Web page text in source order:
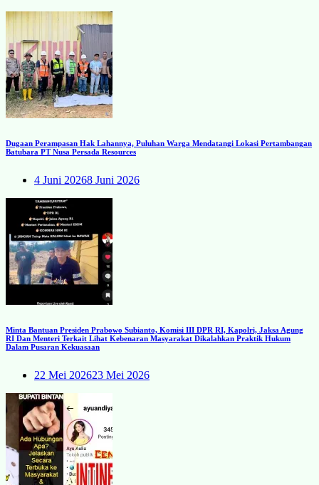
Dugaan Perampasan Hak Lahannya, Puluhan Warga Mendatangi Lokasi Pertambangan
Batubara PT Nusa Persada Resources
4 Juni 20268 Juni 2026
Minta Bantuan Presiden Prabowo Subianto, Komisi III DPR RI, Kapolri, Jaksa Agung
RI Dan Menteri Terkait Lihat Kebenaran Masyarakat Dikalahkan Praktik Hukum
Dalam Pusaran Kekuasaan
22 Mei 202623 Mei 2026